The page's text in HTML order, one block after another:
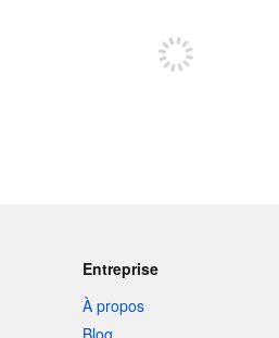
Entreprise
À propos